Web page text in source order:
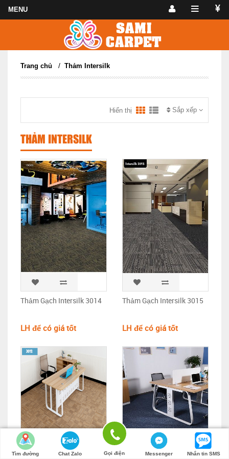
Trang chủ / Thảm Intersilk
Sắp xếp
Hiển thị
THẢM INTERSILK
Thảm Gạch Intersilk 3014
LH để có giá tốt
Thảm Gạch Intersilk 3015
LH để có giá tốt
Tìm đường Chat Zalo Gọi điện Messenger Nhắn tin SMS